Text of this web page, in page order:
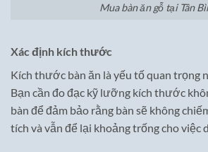
Mua bàn ăn gỗ tại Tân
Xác định kích thước
Kích thước bàn ăn là yếu tố quan trọng
Bạn cần đo đạc kỹ lưỡng kích thước
bàn để đảm bảo rằng bàn sẽ không
tích và vẫn để lại khoảng trống cho việc